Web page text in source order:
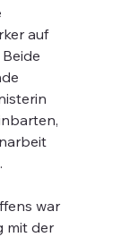
auf
war
mit der